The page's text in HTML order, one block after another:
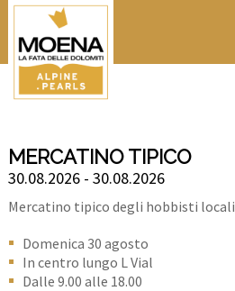
MERCATINO TIPICO
30.08.2026 - 30.08.2026
Mercatino tipico degli hobbisti locali
Domenica 30 agosto
In centro lungo L Vial
Dalle 9.00 alle 18.00